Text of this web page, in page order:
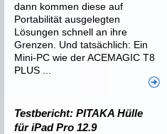
dann kommen diese auf
Portabilität ausgelegten
Lösungen schnell an ihre
Grenzen. Und tatsächlich: Ein
Mini-PC wie der ACEMAGIC T8
PLUS ...
Testbericht: PITAKA Hülle
für iPad Pro 12.9